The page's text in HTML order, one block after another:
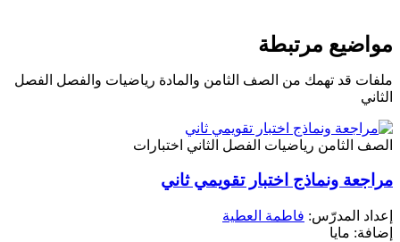
مواضيع مرتبطة
ملفات قد تهمك من الصف الثامن والمادة رياضيات والفصل الفصل
الثاني
الصف الثامن رياضيات الفصل الثاني اختبارات
مراجعة ونماذج اختبار تقويمي ثاني
إعداد المدرّس: فاطمة العطية
إضافة: مايا